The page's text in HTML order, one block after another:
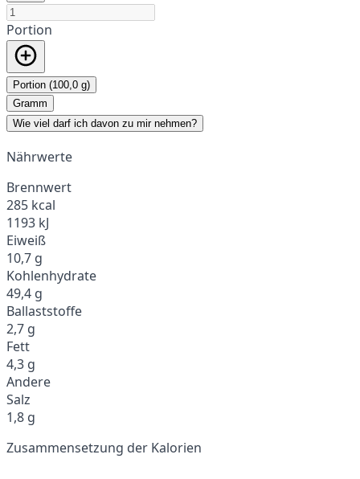
Portion
Portion (100,0 g)
Gramm
Wie viel darf ich davon zu mir nehmen?
Nährwerte
Brennwert
285 kcal
1193 kJ
Eiweiß
10,7 g
Kohlenhydrate
49,4 g
Ballaststoffe
2,7 g
Fett
4,3 g
Andere
Salz
1,8 g
Zusammensetzung der Kalorien